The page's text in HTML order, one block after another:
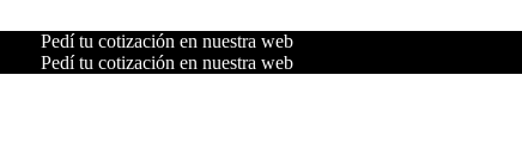
Pedí tu cotización en nuestra web
Pedí tu cotización en nuestra web